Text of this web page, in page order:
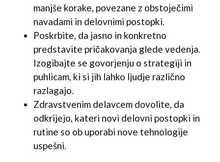
manjše korake, povezane z obstoječimi
navadami in delovnimi postopki.
Poskrbite, da jasno in konkretno
predstavite pričakovanja glede vedenja.
Izogibajte se govorjenju o strategiji in
puhlicam, ki si jih lahko ljudje različno
razlagajo.
Zdravstvenim delavcem dovolite, da
odkrijejo, kateri novi delovni postopki in ​​
rutine so ob uporabi nove tehnologije
uspešni.